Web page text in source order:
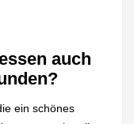
auch
ein schönes